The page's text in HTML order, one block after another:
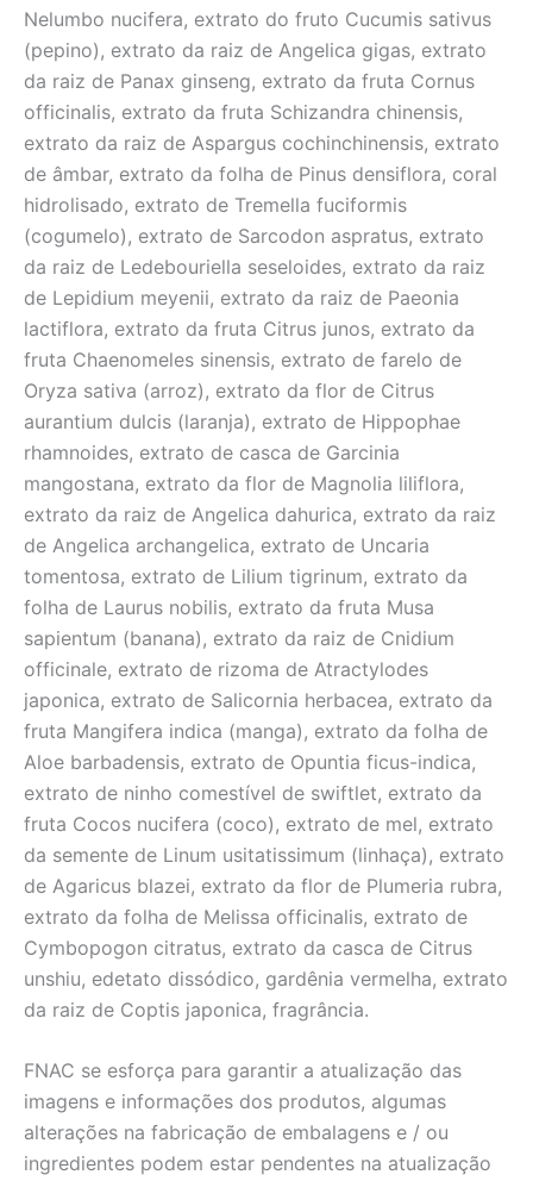
Nelumbo nucifera, extrato do fruto Cucumis sativus
(pepino), extrato da raiz de Angelica gigas, extrato
da raiz de Panax ginseng, extrato da fruta Cornus
officinalis, extrato da fruta Schizandra chinensis,
extrato da raiz de Aspargus cochinchinensis, extrato
de âmbar, extrato da folha de Pinus densiflora, coral
hidrolisado, extrato de Tremella fuciformis
(cogumelo), extrato de Sarcodon aspratus, extrato
da raiz de Ledebouriella seseloides, extrato da raiz
de Lepidium meyenii, extrato da raiz de Paeonia
lactiflora, extrato da fruta Citrus junos, extrato da
fruta Chaenomeles sinensis, extrato de farelo de
Oryza sativa (arroz), extrato da flor de Citrus
aurantium dulcis (laranja), extrato de Hippophae
rhamnoides, extrato de casca de Garcinia
mangostana, extrato da flor de Magnolia liliflora,
extrato da raiz de Angelica dahurica, extrato da raiz
de Angelica archangelica, extrato de Uncaria
tomentosa, extrato de Lilium tigrinum, extrato da
folha de Laurus nobilis, extrato da fruta Musa
sapientum (banana), extrato da raiz de Cnidium
officinale, extrato de rizoma de Atractylodes
japonica, extrato de Salicornia herbacea, extrato da
fruta Mangifera indica (manga), extrato da folha de
Aloe barbadensis, extrato de Opuntia ficus-indica,
extrato de ninho comestível de swiftlet, extrato da
fruta Cocos nucifera (coco), extrato de mel, extrato
da semente de Linum usitatissimum (linhaça), extrato
de Agaricus blazei, extrato da flor de Plumeria rubra,
extrato da folha de Melissa officinalis, extrato de
Cymbopogon citratus, extrato da casca de Citrus
unshiu, edetato dissódico, gardênia vermelha, extrato
da raiz de Coptis japonica, fragrância.
FNAC se esforça para garantir a atualização das
imagens e informações dos produtos, algumas
alterações na fabricação de embalagens e / ou
ingredientes podem estar pendentes na atualização